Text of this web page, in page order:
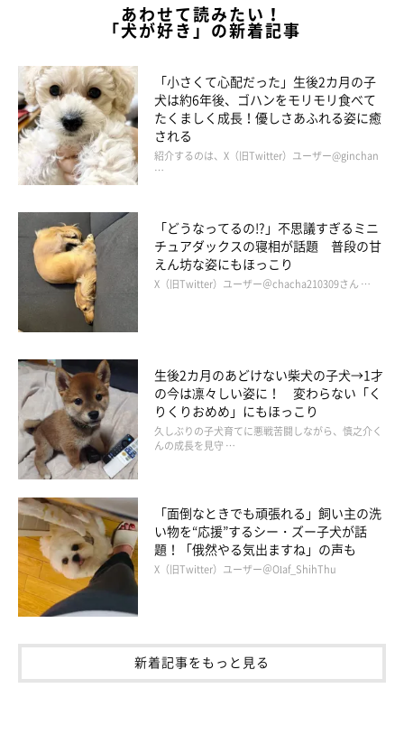
生後5カ月のむぎちゃん。「今日もスヤスヤ。お風呂昨日入ったのに」と、
飼い主さん。
@mugi_nikki
現在は生後5カ月になったむぎちゃんですが、今でもトイレでよ
く寝ているのだそう。トイレで寝るのが好きな理由にニオイをあ
げていた飼い主さんですが、最近になって違う可能性も考えられ
るのではないかと思ったようです。
飼い主さん：
「もしかすると、トイレカバーのネットのボコボコとした感触が
好きなのかもしれない
と思い始めています。散歩をしてても、グ
レーチングだったり凹凸のある鉄板の上を好んで休んだりするこ
とがあるので」
あわせて読みたい！
「犬が好き」の新着記事
「小さくて心配だった」生後2カ月の子
犬は約6年後、ゴハンをモリモリ食べて
たくましく成長！優しさあふれる姿に癒
される
紹介するのは、X（旧Twitter）ユーザー@ginchan
…
「どうなってるの!?」不思議すぎるミニ
チュアダックスの寝相が話題 普段の甘
えん坊な姿にもほっこり
X（旧Twitter）ユーザー＠chacha210309さん …
生後2カ月のあどけない柴犬の子犬→1才
の今は凛々しい姿に！ 変わらない「く
りくりおめめ」にもほっこり
久しぶりの子犬育てに悪戦苦闘しながら、慎之介く
んの成長を見守 …
「面倒なときでも頑張れる」飼い主の洗
い物を“応援”するシー・ズー子犬が話
題！「俄然やる気出ますね」の声も
X（旧Twitter）ユーザー＠Olaf_ShihThu
新着記事をもっと見る